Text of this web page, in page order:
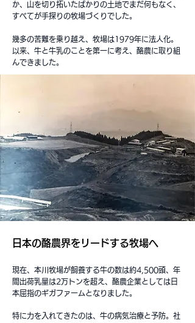
か、山を切り拓いたばかりの土地でまだ何もなく、
すべてが手探りの牧場づくりでした。
幾多の苦難を乗り越え、牧場は1979年に法人化。
以来、牛と牛乳のことを第一に考え、酪農に取り組
んできました。
日本の酪農界をリードする牧場へ
現在、本川牧場が飼養する牛の数は約4,500頭、年
間出荷乳量は2万トンを超え、酪農企業としては日
本屈指のギガファームとなりました。
特に力を入れてきたのは、牛の病気治療と予防。社